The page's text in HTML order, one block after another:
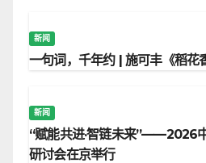
新闻
一句词，千年约 | 施可丰《稻花
新闻
“赋能共进·智链未来”——2026
研讨会在京举行